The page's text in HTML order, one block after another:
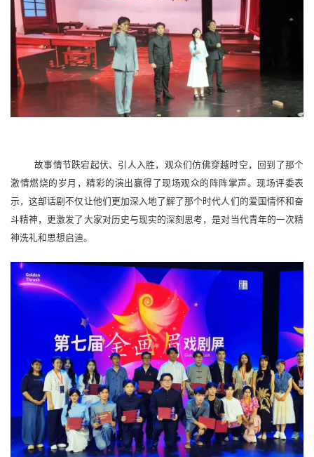
故事情节跌宕起伏、引人入胜，观众们仿佛穿越时空，回到了那个
激情燃烧的岁月，精彩的演出赢得了现场观众的阵阵掌声。现场评委表
示，这部话剧不仅让他们更加深入地了解了那个时代人们的爱国情怀和奋
斗精神，更激发了大家对历史与现实的深刻思考，是对当代青年的一次精
神洗礼和思想启迪。